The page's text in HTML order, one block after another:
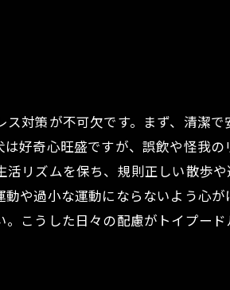
対策が不可欠です。まず、清潔
好奇心旺盛ですが、誤飲や怪我
リズムを保ち、規則正しい散歩
や過小な運動にならないよう心が
こうした日々の配慮がトイプー